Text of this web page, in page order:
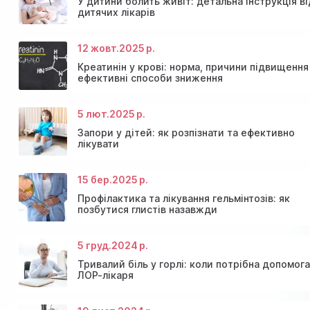
Знижки та акції на масаж у Київі
Консультація ендокринолога та діагностика
залози
Діагностика щитовидної залози
Акція: 20% знижки на консультації лікарів!
дитячих лікарів
12 жовт.2025 р.
Креатинін у крові: норма, причини
ефективні способи зниження
5 лют.2025 р.
Запори у дітей: як розпізнати та ефективно
лікувати
15 бер.2025 р.
Профілактика та лікування гельмінтозів: як
позбутися глистів назавжди
5 груд.2024 р.
Тривалий біль у горлі: коли потрібна допомога
ЛОР-лікаря